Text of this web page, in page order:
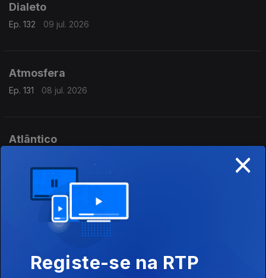
Dialeto
Ep. 132 09 jul. 2026
Atmosfera
Ep. 131 08 jul. 2026
Atlântico
06 jul. 2026
Diamante
×
Registe-se na RTP